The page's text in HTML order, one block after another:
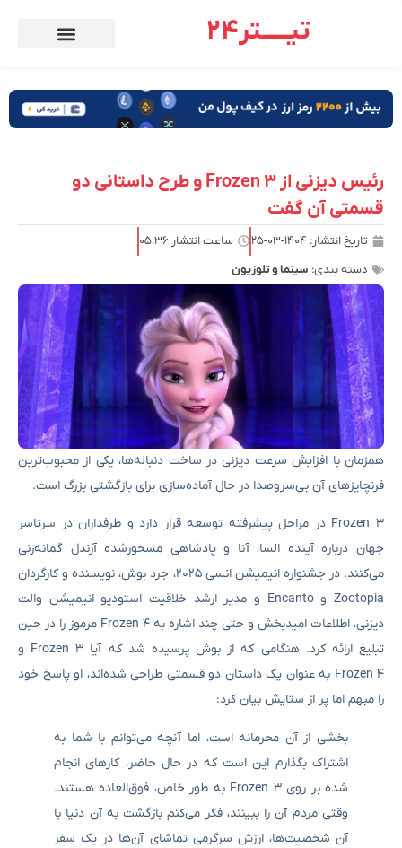
تیـــــتر24
رئیس دیزنی از Frozen 3 و طرح داستانی دو
قسمتی آن گفت
تاریخ انتشار: ۱۴۰۴-۰۳-۲۵ ساعت انتشار ۰۵:۳۶
دسته بندی: سینما و تلوزیون
همزمان با افزایش سرعت دیزنی در ساخت دنباله‌ها، یکی از محبوب‌ترین
فرنچایزهای آن بی‌سروصدا در حال آماده‌سازی برای بازگشتی بزرگ است.
Frozen 3 در مراحل پیشرفته توسعه قرار دارد و طرفداران در سرتاسر
جهان درباره آینده السا، آنا و پادشاهی مسحورشده آرندل گمانه‌زنی
می‌کنند. در جشنواره انیمیشن انسی ۲۰۲۵، جرد بوش، نویسنده و کارگردان
Zootopia و Encanto و مدیر ارشد خلاقیت استودیو انیمیشن والت
دیزنی، اطلاعات امیدبخش و حتی چند اشاره به Frozen 4 مرموز را در حین
تبلیغ ارائه کرد. هنگامی که از بوش پرسیده شد که آیا Frozen 3 و
Frozen 4 به عنوان یک داستان دو قسمتی طراحی شده‌اند، او پاسخ خود
را مبهم اما پر از ستایش بیان کرد:
بخشی از آن محرمانه است، اما آنچه می‌توانم با شما به
اشتراک بگذارم این است که در حال حاضر، کارهای انجام
شده بر روی Frozen 3 به طور خاص، فوق‌العاده هستند.
وقتی مردم آن را ببینند، فکر می‌کنم بازگشت به آن دنیا با
آن شخصیت‌ها، ارزش سرگرمی تماشای آن‌ها در یک سفر